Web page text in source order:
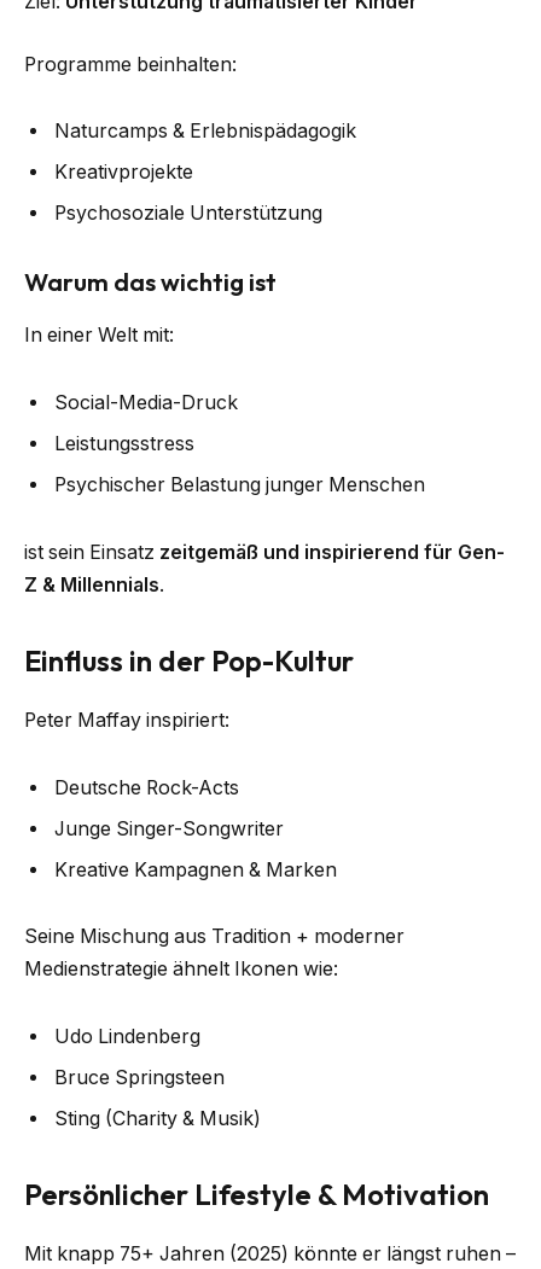
Programme beinhalten:
Naturcamps & Erlebnispädagogik
Kreativprojekte
Psychosoziale Unterstützung
Warum das wichtig ist
In einer Welt mit:
Social-Media-Druck
Leistungsstress
Psychischer Belastung junger Menschen
ist sein Einsatz zeitgemäß und inspirierend für Gen-
Z & Millennials.
Einfluss in der Pop-Kultur
Peter Maffay inspiriert:
Deutsche Rock-Acts
Junge Singer-Songwriter
Kreative Kampagnen & Marken
Seine Mischung aus Tradition + moderner
Medienstrategie ähnelt Ikonen wie:
Udo Lindenberg
Bruce Springsteen
Sting (Charity & Musik)
Persönlicher Lifestyle & Motivation
Mit knapp 75+ Jahren (2025) könnte er längst ruhen –